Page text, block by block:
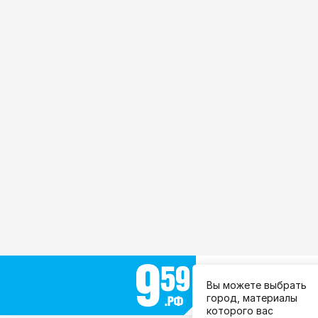
Все города
Вы можете выбрать
город, материалы
которого вас